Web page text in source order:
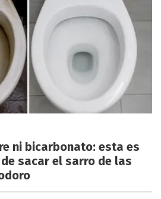
ni bicarbonato: esta es
de sacar el sarro de las